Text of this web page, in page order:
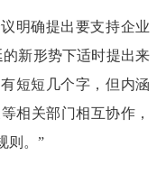
明确提出要支持企业
新形势下适时提出来
短短几个字，但内涵
相关部门相互协作，
则。”